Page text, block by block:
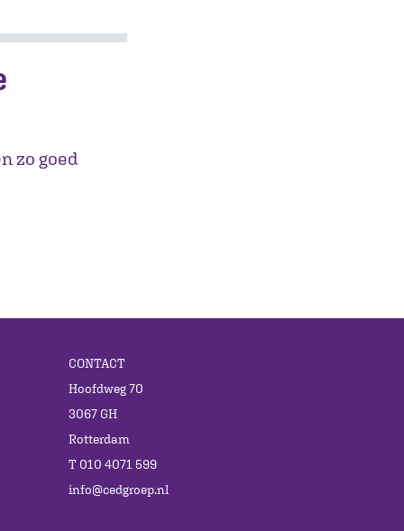
zo goed
CONTACT
Hoofdweg 70
3067 GH
Rotterdam
T 010 4071 599
info@cedgroep.nl